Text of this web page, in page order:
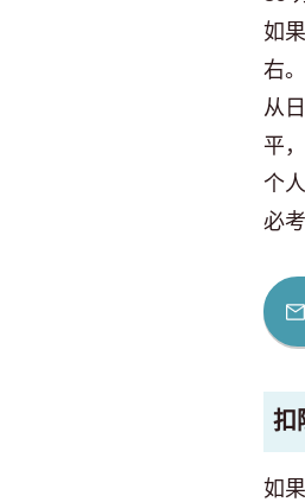
如
右
从
平
个
必
扣
如